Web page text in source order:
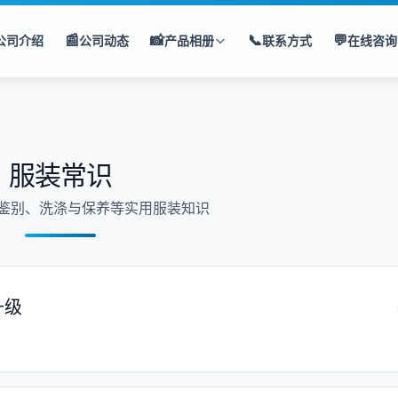
司介绍 📰公司动态 📸产品相册 📞联系方式 💬在线咨询
服装常识
别、洗涤与保养等实用服装知识
级